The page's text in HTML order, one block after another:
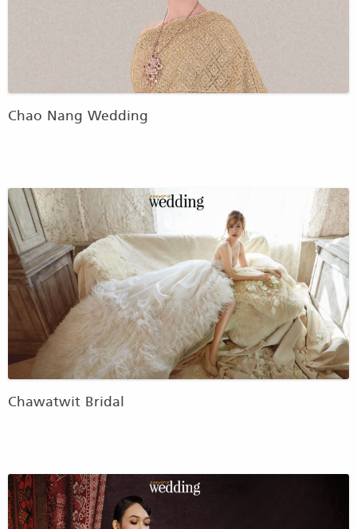
Chao Nang Wedding
Chawatwit Bridal